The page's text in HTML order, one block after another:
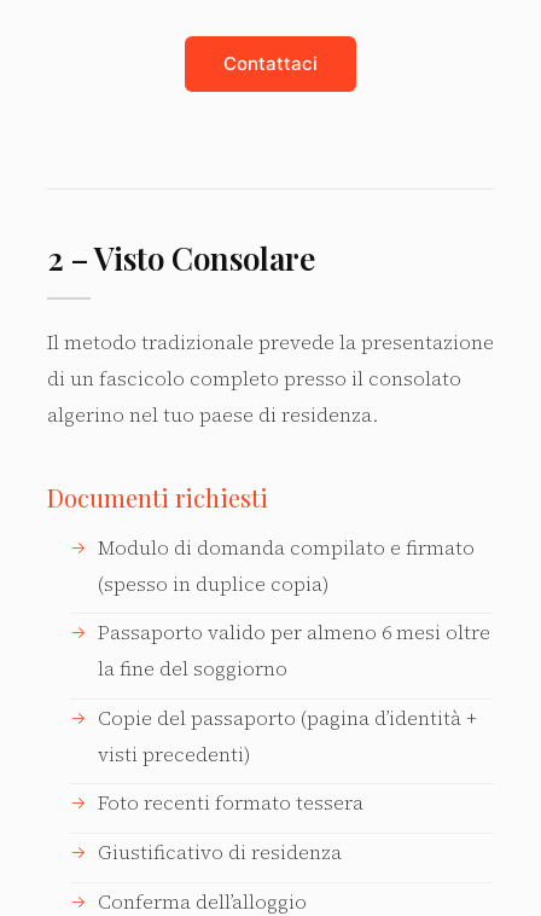
Contattaci
2 – Visto Consolare
Il metodo tradizionale prevede la presentazione
di un fascicolo completo presso il consolato
algerino nel tuo paese di residenza.
Documenti richiesti
Modulo di domanda compilato e firmato
(spesso in duplice copia)
Passaporto valido per almeno 6 mesi oltre
la fine del soggiorno
Copie del passaporto (pagina d’identità +
visti precedenti)
Foto recenti formato tessera
Giustificativo di residenza
Conferma dell’alloggio